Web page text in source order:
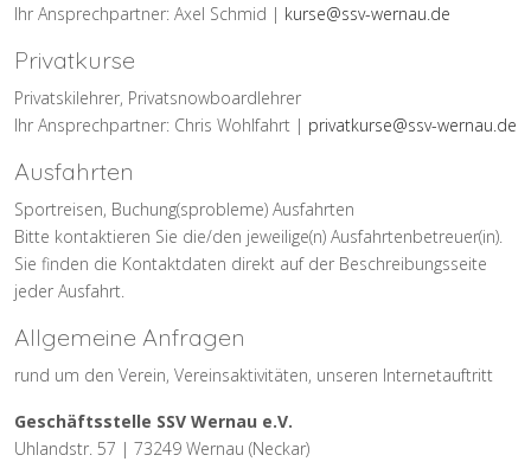
Ihr Ansprechpartner: Axel Schmid | kurse@ssv-wernau.de
Privatkurse
Privatskilehrer, Privatsnowboardlehrer
Ihr Ansprechpartner: Chris Wohlfahrt | privatkurse@ssv-wernau.de
Ausfahrten
Sportreisen, Buchung(sprobleme) Ausfahrten
Bitte kontaktieren Sie die/den jeweilige(n) Ausfahrtenbetreuer(in).
Sie finden die Kontaktdaten direkt auf der Beschreibungsseite
jeder Ausfahrt.
Allgemeine Anfragen
rund um den Verein, Vereinsaktivitäten, unseren Internetauftritt
Geschäftsstelle SSV Wernau e.V.
Uhlandstr. 57 | 73249 Wernau (Neckar)